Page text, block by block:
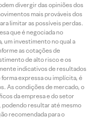
divergir das opiniões dos
mais prováveis dos
limitar as possíveis perdas.
que é negociada no
um investimento no qual a
as cotações de
de alto risco e os
indicativos de resultados
expressa ou implícita, é
As condições de mercado, o
da empresa e do setor
resultar até mesmo
recomendada para o